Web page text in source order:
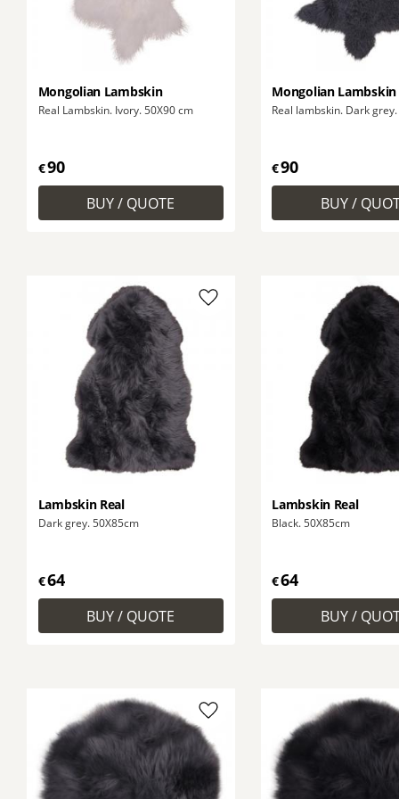
Mongolian Lambskin
Real Lambskin. Ivory. 50X90 cm
€90
Mongolian Lambskin
Real lambskin. Dark
€90
Lambskin Real
Dark grey. 50X85cm
€64
Add to favorites
Lambskin Real
Black. 50X85cm
€64
Add to favorites